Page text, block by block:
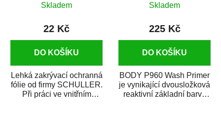
Skladem
22 Kč
DO KOŠÍKU
Lehká zakrývací ochranná
fólie od firmy SCHULLER.
Při práci ve vnitřním
Skladem
225 Kč
DO KOŠÍKU
BODY P960 Wash Primer
je vynikající dvousložková
reaktivní základní barva